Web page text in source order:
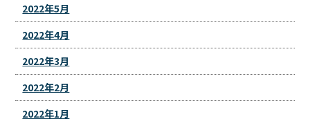
2022年5月
2022年4月
2022年3月
2022年2月
2022年1月